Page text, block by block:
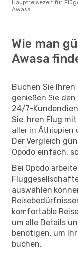
Hauptreisezeit für
Awasa
Wie man
Awasa
Buchen Sie
genießen Sie
24/7-
Sie Ihren Flug
aller in Äthiopien
Der Vergleich
Opodo einfach,
Bei Opodo
auswählen
komfortable
um alle Details
benötigen, um
buchen.